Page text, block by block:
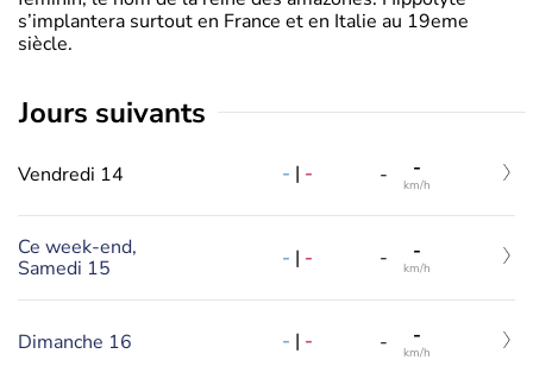
s’implantera surtout en France et en Italie au 19eme
siècle.
jours suivants
Vendredi 14 - | - - -
km/h
Ce week-end,
Samedi 15
- | - - -
km/h
Dimanche 16 - | - - -
km/h